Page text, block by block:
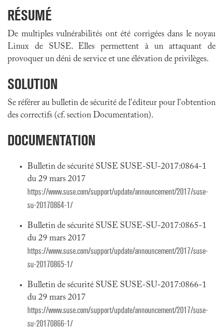
RÉSUMÉ
De multiples vulnérabilités ont été corrigées dans le noyau
Linux de SUSE. Elles permettent à un attaquant de
provoquer un déni de service et une élévation de privilèges.
SOLUTION
Se référer au bulletin de sécurité de l'éditeur pour l'obtention
des correctifs (cf. section Documentation).
DOCUMENTATION
Bulletin de sécurité SUSE SUSE-SU-2017:0864-1
du 29 mars 2017
https://www.suse.com/support/update/announcement/2017/suse-
su-20170864-1/
Bulletin de sécurité SUSE SUSE-SU-2017:0865-1
du 29 mars 2017
https://www.suse.com/support/update/announcement/2017/suse-
su-20170865-1/
Bulletin de sécurité SUSE SUSE-SU-2017:0866-1
du 29 mars 2017
https://www.suse.com/support/update/announcement/2017/suse-
su-20170866-1/